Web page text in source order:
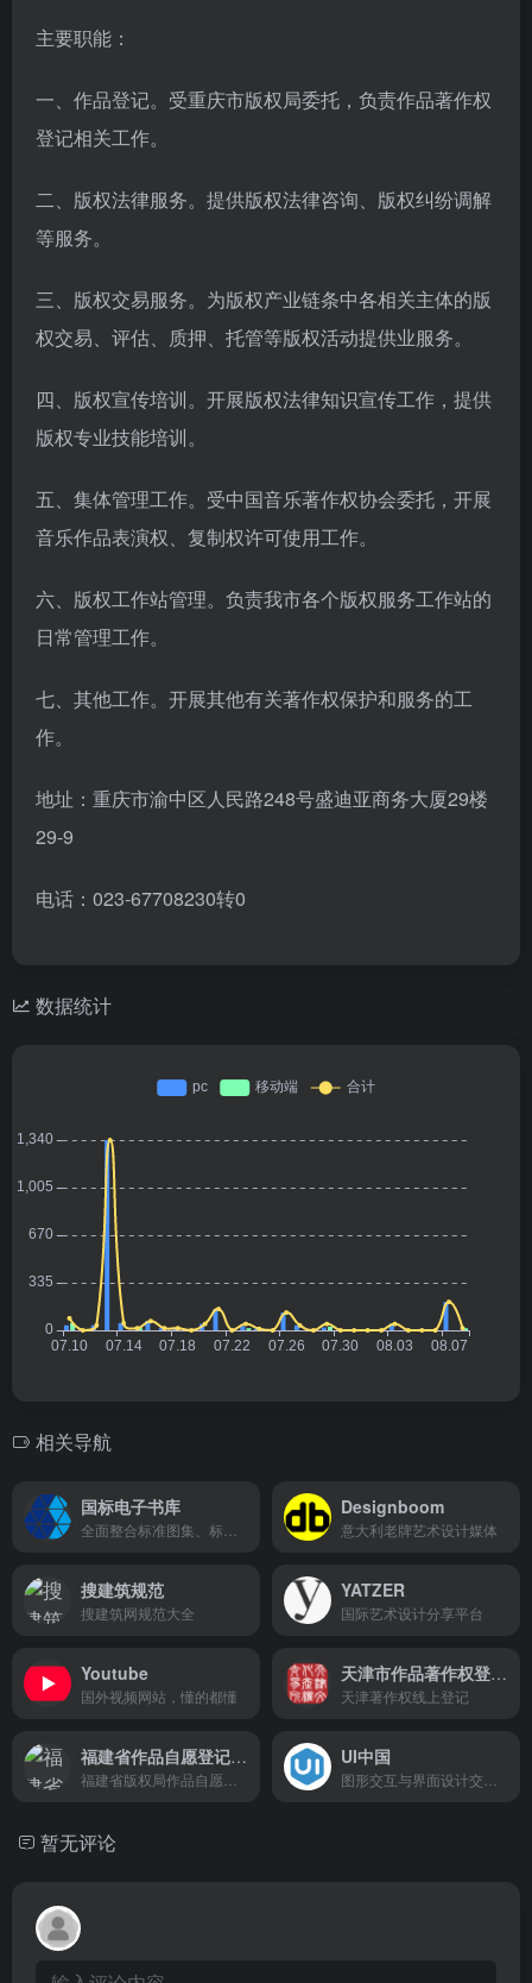
主要职能：
一、作品登记。受重庆市版权局委托，负责作品著作权
登记相关工作。
二、版权法律服务。提供版权法律咨询、版权纠纷调解
等服务。
三、版权交易服务。为版权产业链条中各相关主体的版
权交易、评估、质押、托管等版权活动提供业服务。
四、版权宣传培训。开展版权法律知识宣传工作，提供
版权专业技能培训。
五、集体管理工作。受中国音乐著作权协会委托，开展
音乐作品表演权、复制权许可使用工作。
六、版权工作站管理。负责我市各个版权服务工作站的
日常管理工作。
七、其他工作。开展其他有关著作权保护和服务的工
作。
地址：重庆市渝中区人民路248号盛迪亚商务大厦29楼
29-9
电话：023-67708230转0
数据统计
相关导航
国标电子书库 Designboom
意大利老牌艺术设计媒体
搜建筑规范
搜建筑网规范大全
YATZER
国际艺术设计分享平台
Youtube
国外视频网站，懂的都懂
天津市作品著作权登记系统
天津著作权线上登记
福建省作品自愿登记系统 UI中国
暂无评论